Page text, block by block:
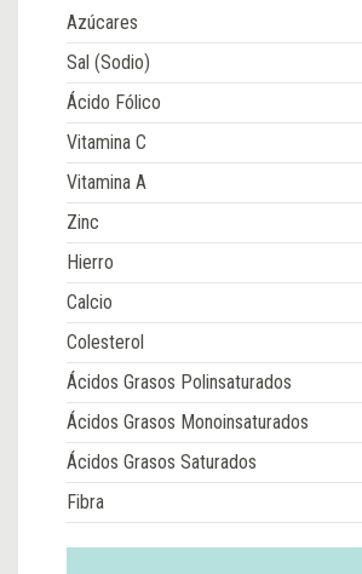
Azúcares
Sal (Sodio)
Ácido Fólico
Vitamina C
Vitamina A
Zinc
Hierro
Calcio
Colesterol
Ácidos Grasos Polinsaturados
Ácidos Grasos Monoinsaturados
Ácidos Grasos Saturados
Fibra